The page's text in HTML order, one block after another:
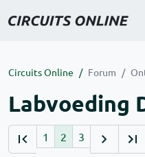
Circuits Online Forum
Labvoeding
1 2 3